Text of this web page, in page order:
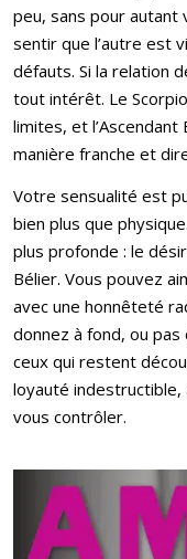
peu, sans pour autant
sentir que l’autre est
défauts. Si la relation
tout intérêt. Le
limites, et
manière franche et
Votre sensualité est
bien plus que
plus profonde : le
Bélier. Vous pouvez
avec une honnêteté
donnez à fond, ou
ceux qui restent
loyauté indestructible,
vous contrôler.